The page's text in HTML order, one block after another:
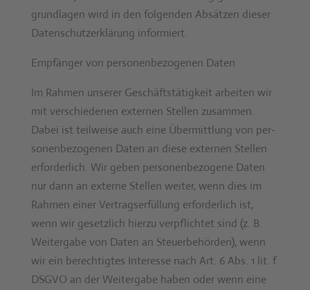
grund­la­gen wird in den fol­gen­den Absätzen dieser
Daten­schutzerk­lärung informiert.
Empfänger von per­so­n­en­be­zo­ge­nen Dat­en
Im Rah­men unser­er Geschäft­stätigkeit arbeit­en wir
mit ver­schiede­nen exter­nen Stellen zusam­men.
Dabei ist teil­weise auch eine Über­mit­tlung von per­
so­n­en­be­zo­ge­nen Dat­en an diese exter­nen Stellen
erforder­lich. Wir geben per­so­n­en­be­zo­gene Dat­en
nur dann an externe Stellen weit­er, wenn dies im
Rah­men ein­er Ver­tragser­fül­lung erforder­lich ist,
wenn wir geset­zlich hierzu verpflichtet sind (z. B.
Weit­er­gabe von Dat­en an Steuer­be­hör­den), wenn
wir ein berechtigtes Inter­esse nach Art. 6 Abs. 1 lit. f
DSGVO an der Weit­er­gabe haben oder wenn eine